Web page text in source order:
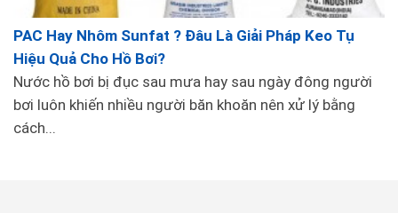
PAC Hay Nhôm Sunfat ? Đâu Là Giải Pháp Keo Tụ
Hiệu Quả Cho Hồ Bơi?
Nước hồ bơi bị đục sau mưa hay sau ngày đông người
bơi luôn khiến nhiều người băn khoăn nên xử lý bằng
cách...